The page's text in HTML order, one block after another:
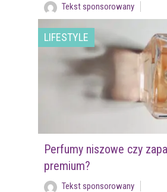
Tekst sponsorowany
LIFESTYLE
Perfumy niszowe czy
premium?
Tekst sponsorowany